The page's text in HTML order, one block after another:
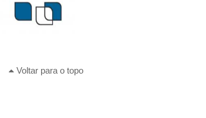
Voltar para o topo